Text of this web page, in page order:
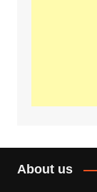
About us